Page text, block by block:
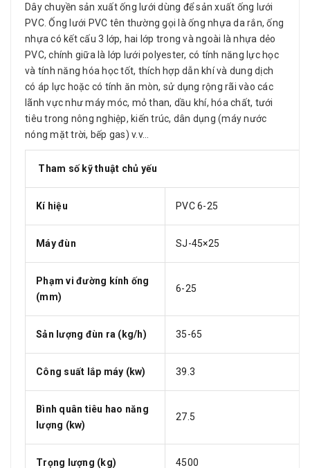
Dây chuyền sản xuất ống lưới dùng để sản xuất ống lưới
PVC. Ống lưới PVC tên thường gọi là ống nhựa da rắn, ống
nhựa có kết cấu 3 lớp, hai lớp trong và ngoài là nhựa dẻo
PVC, chính giữa là lớp lưới polyester, có tính năng lực học
và tính năng hóa học tốt, thích hợp dẫn khí và dung dịch
có áp lực hoặc có tính ăn mòn, sử dụng rộng rãi vào các
lãnh vực như máy móc, mỏ than, dầu khí, hóa chất, tưới
tiêu trong nông nghiệp, kiến trúc, dân dụng (máy nước
nóng mặt trời, bếp gas) v.v…
Tham số kỹ thuật chủ yếu
Kí hiệu PVC 6-25
Máy đùn SJ-45×25
Phạm vi đường kính ống
(mm)
6-25
Sản lượng đùn ra (kg/h) 35-65
Công suất lắp máy (kw) 39.3
Bình quân tiêu hao năng
lượng (kw)
27.5
Trọng lượng (kg) 4500